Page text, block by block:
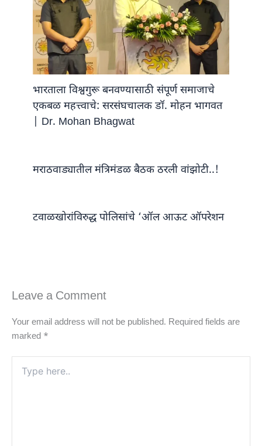
भारताला विश्वगुरू बनवण्यासाठी संपूर्ण समाजाचे
एकबळ महत्त्वाचे: सरसंघचालक डॉ. मोहन भागवत
| Dr. Mohan Bhagwat
मराठवाड्यातील मंत्रिमंडळ बैठक ठरली वांझोटी..!
टवाळखोरांविरुद्ध पोलिसांचे ‘ऑल आऊट ऑपरेशन
Leave a Comment
Your email address will not be published. Required fields are
marked *
here..